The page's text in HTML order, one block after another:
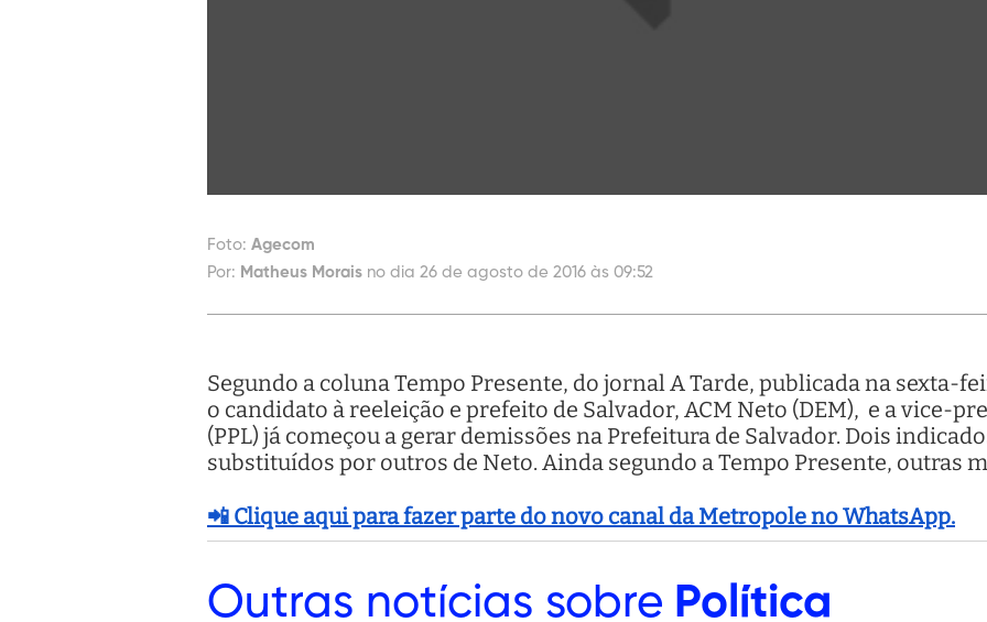
Foto: Agecom
Por: Matheus Morais no dia 26 de agosto de 2016 às 09:52
Segundo a coluna Tempo Presente, do jornal A Tarde, publicada na sexta-
o candidato à reeleição e prefeito de Salvador, ACM Neto (DEM), e a vice-
(PPL) já começou a gerar demissões na Prefeitura de Salvador. Dois
substituídos por outros de Neto. Ainda segundo a Tempo Presente, outras
📲 Clique aqui para fazer parte do novo canal da Metropole no WhatsApp.
Outras notícias sobre Política